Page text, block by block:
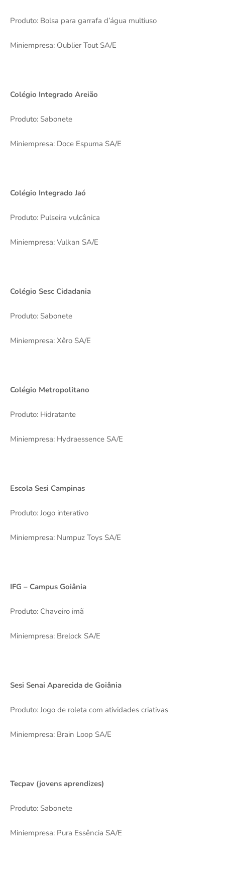
Produto: Bolsa para garrafa d’água multiuso
Miniempresa: Oublier Tout SA/E
Colégio Integrado Areião
Produto: Sabonete
Miniempresa: Doce Espuma SA/E
Colégio Integrado Jaó
Produto: Pulseira vulcânica
Miniempresa: Vulkan SA/E
Colégio Sesc Cidadania
Produto: Sabonete
Miniempresa: Xêro SA/E
Colégio Metropolitano
Produto: Hidratante
Miniempresa: Hydraessence SA/E
Escola Sesi Campinas
Produto: Jogo interativo
Miniempresa: Numpuz Toys SA/E
IFG – Campus Goiânia
Produto: Chaveiro imã
Miniempresa: Brelock SA/E
Sesi Senai Aparecida de Goiânia
Produto: Jogo de roleta com atividades criativas
Miniempresa: Brain Loop SA/E
Tecpav (jovens aprendizes)
Produto: Sabonete
Miniempresa: Pura Essência SA/E